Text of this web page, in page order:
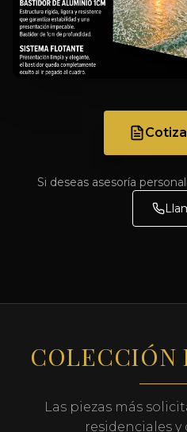
Si deseas asesoría
COLECCIÓN
Las piezas más
residenciales y